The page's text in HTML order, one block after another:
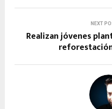
NEXT
Realizan jóvenes